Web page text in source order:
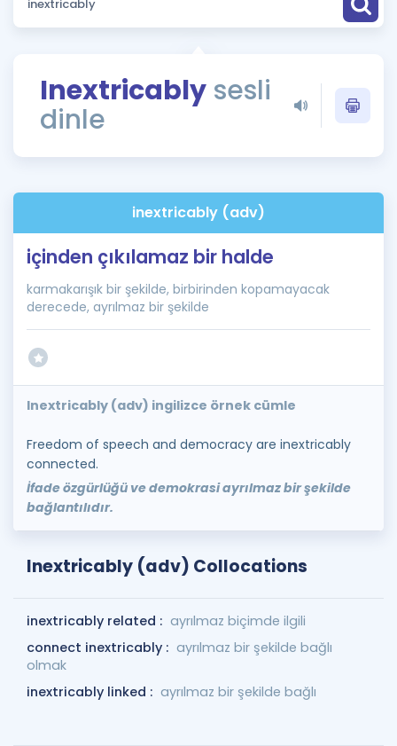
Puan Hesaplama
ÖSYM Sınav Takvimi
Kampanyalar
İngilizce Gramer
Inextricably sesli
dinle
inextricably (adv)
içinden çıkılamaz bir halde
karmakarışık bir şekilde, birbirinden kopamayacak
derecede, ayrılmaz bir şekilde
Inextricably (adv) ingilizce örnek cümle
Freedom of speech and democracy are inextricably
connected.
İfade özgürlüğü ve demokrasi ayrılmaz bir şekilde
bağlantılıdır.
Inextricably (adv) Collocations
inextricably related : ayrılmaz biçimde ilgili
connect inextricably : ayrılmaz bir şekilde bağlı
olmak
inextricably linked : ayrılmaz bir şekilde bağlı